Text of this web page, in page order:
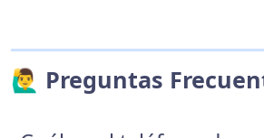
🙋‍♂️ Preguntas